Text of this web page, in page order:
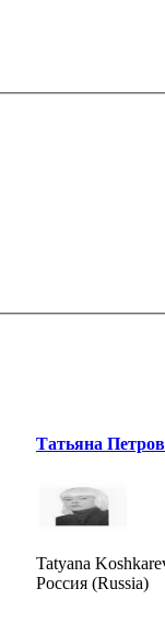
Татьяна
Tatyana
Россия (Russia)